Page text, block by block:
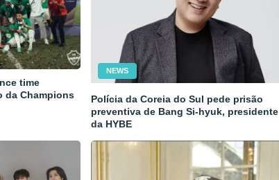
time
da Champions
NEWS
Polícia da Coreia do Sul pede prisão
preventiva de Bang Si-hyuk, presidente
da HYBE